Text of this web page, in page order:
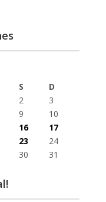
S
D
2
3
9
10
16
17
23
24
30
31